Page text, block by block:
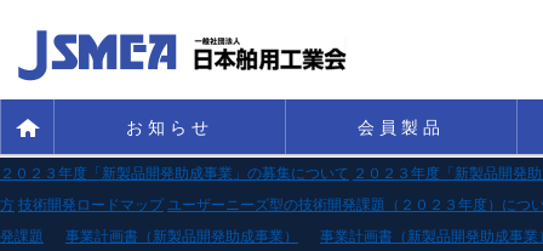
お知らせ 会員製品
２０２３年度「新製品開発助成事業」の募集について ２０２３年度「新製品開発
方 技術開発ロードマップ ユーザーニーズ型の技術開発課題（２０２３年度）につ
発課題
事業計画書（新製品開発助成事業）
事業計画書（新製品開発助成事業